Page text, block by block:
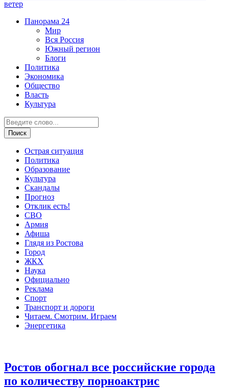
ветер
Панорама 24
Мир
Вся Россия
Южный регион
Блоги
Политика
Экономика
Общество
Власть
Культура
Острая ситуация
Политика
Образование
Культура
Скандалы
Прогноз
Отклик есть!
СВО
Армия
Афиша
Глядя из Ростова
Город
ЖКХ
Наука
Официально
Реклама
Спорт
Транспорт и дороги
Читаем. Смотрим. Играем
Энергетика
Ростов обогнал все российские города
по количеству порноактрис